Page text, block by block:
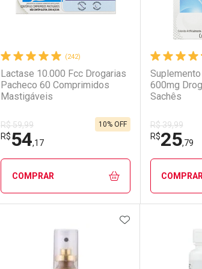
(242)
Lactase 10.000 Fcc Drogarias
Pacheco 60 Comprimidos
Mastigáveis
R$ 59,99
R$54,17
10% OFF
COMPRAR
FECHAR
Laboratório
FECHAR
Por Menos
600mg
Sachês
R$ 39,99
R$25,79
COMPRAR
Por
ADICIONAR AOS